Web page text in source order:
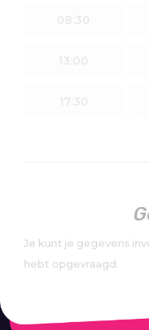
Je kunt je gegevens
hebt opgevraagd.